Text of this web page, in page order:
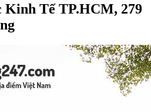
Tế TP.HCM, 279